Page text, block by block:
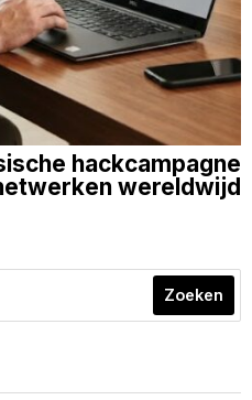
hackcampagne
wereldwijd
Zoeken